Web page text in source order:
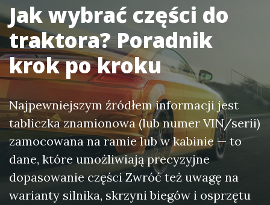
Jak wybrać części do
traktora? Poradnik
krok po kroku
Najpewniejszym źródłem informacji jest
tabliczka znamionowa (lub numer VIN/serii)
zamocowana na ramie lub w kabinie — to
dane, które umożliwiają precyzyjne
dopasowanie części Zwróć też uwagę na
warianty silnika, skrzyni biegów i osprzętu